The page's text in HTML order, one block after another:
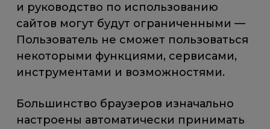
и руководство по использованию
сайтов могут будут ограниченными —
Пользователь не сможет пользоваться
некоторыми функциями, сервисами,
инструментами и возможностями.
Большинство браузеров изначально
настроены автоматически принимать